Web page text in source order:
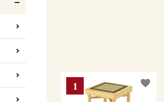
favorite